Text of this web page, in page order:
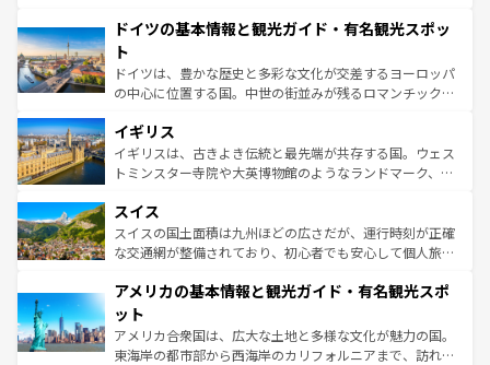
せる。地方によって風土や気候が異なるスペインはその個
ンテンツ一覧 を参照してほしい。
で、幅広い魅力が詰まっている。華麗な宮殿、歴史的な大
聖堂、美しいビーチ、そして豊かな自然が、訪れる者を心
から魅了する。また、フランスは美食の国としても知ら
れ、フランス料理はユネスコ無形文化遺産にも登録されて
香り高いラベンダー畑など、多彩な楽しみ方が可能だ。さ
らに、パリ以外の地域にも魅力が溢れており、どの街角に
も豊かな歴史と文化が息づいている。パリ以外の個性あふ
を参照してほしい。
ドイツの基本情報と観光ガイド・有名観光スポッ
ト
ドイツは、豊かな歴史と多彩な文化が交差するヨーロッパ
の中心に位置する国。中世の街並みが残るロマンチック街
顔を持つこの国は、どこを歩いても飽きることがない。ベ
ルリンの文化的活気、バイエルン州のアルプスの絶景、そ
してライン川沿いのワイン畑といった風景は必見。ビール
は、お酒好きな人にはぜひ体験してほしい。 なお、新着の
ドイツ情報はコンテンツ一覧を参照してほしい。
イギリス
イギリスは、古きよき伝統と最先端が共存する国。ウェス
トミンスター寺院や大英博物館のようなランドマーク、歴
リアごとに異なる魅力がある。また、優雅なアフタヌーン
ティー、ビール好きにはたまらない英国パブ、サッカー観
戦など、本場だからこそできる体験も豊富。イギリスを旅
ンツ一覧を参照してほしい。
スイス
スイスの国土面積は九州ほどの広さだが、運行時刻が正確
な交通網が整備されており、初心者でも安心して個人旅行
の建物がそのまま残る町や、スイスならではのユニークな
博物館もあり、アルプス観光だけでなく町歩きも満喫する
ことができる。国民の所得が高いため物価も高いが、旅行
者向けの交通パス提供のサービスもあり、うまく活用すれ
アメリカの基本情報と観光ガイド・有名観光スポ
ット
アメリカ合衆国は、広大な土地と多様な文化が魅力の国。
東海岸の都市部から西海岸のカリフォルニアまで、訪れる